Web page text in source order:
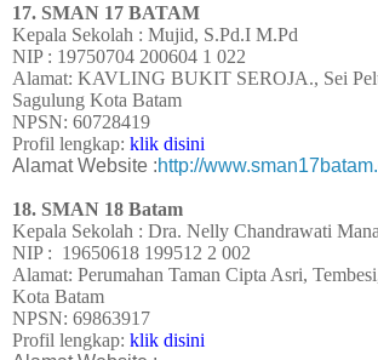
17. SMAN 17 BATAM
Kepala Sekolah : Mujid, S.Pd.I M.Pd
NIP : 19750704 200604 1 022
Alamat: KAVLING BUKIT SEROJA., Sei
Sagulung Kota Batam
NPSN: 60728419
Profil lengkap: klik disini
Alamat Website :http://
18. SMAN 18 Batam
Kepala Sekolah : Dra. Nelly Chandrawati
NIP : 19650618 199512 2 002
Alamat: Perumahan Taman Cipta Asri,
Kota Batam
NPSN: 69863917
Profil lengkap: klik disini